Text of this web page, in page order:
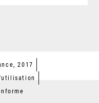
2017